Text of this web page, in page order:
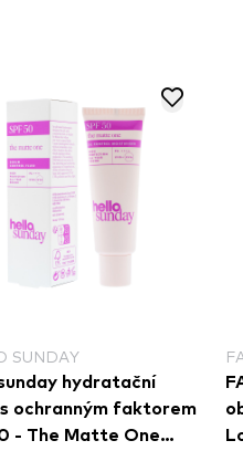
SUNDAY
hydratační
ochranným faktorem
- The Matte One